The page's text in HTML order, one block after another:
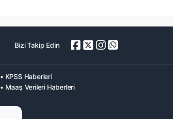
Bizi Takip Edin
• KPSS Haberleri
• Maaş Verileri Haberleri